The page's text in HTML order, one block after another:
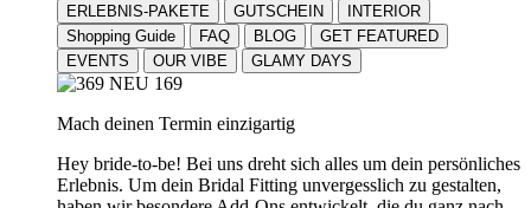
ERLEBNIS-PAKETE GUTSCHEIN
INTERIOR
Shopping Guide
FAQ BLOG
GET FEATURED
EVENTS
OUR VIBE GLAMY DAYS
Mach deinen Termin einzigartig
Hey bride-to-be! Bei uns dreht sich alles um dein persönliches
Erlebnis. Um dein Bridal Fitting unvergesslich zu gestalten,